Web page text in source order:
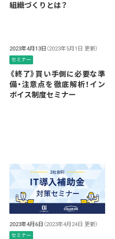
組織づくりとは？
2023年4月13日 （2023年5月1日 更新）
セミナー
《終了》買い手側に必要な準
備・注意点を徹底解析！イン
ボイス制度セミナー
2023年4月6日 （2023年4月24日 更新）
セミナー